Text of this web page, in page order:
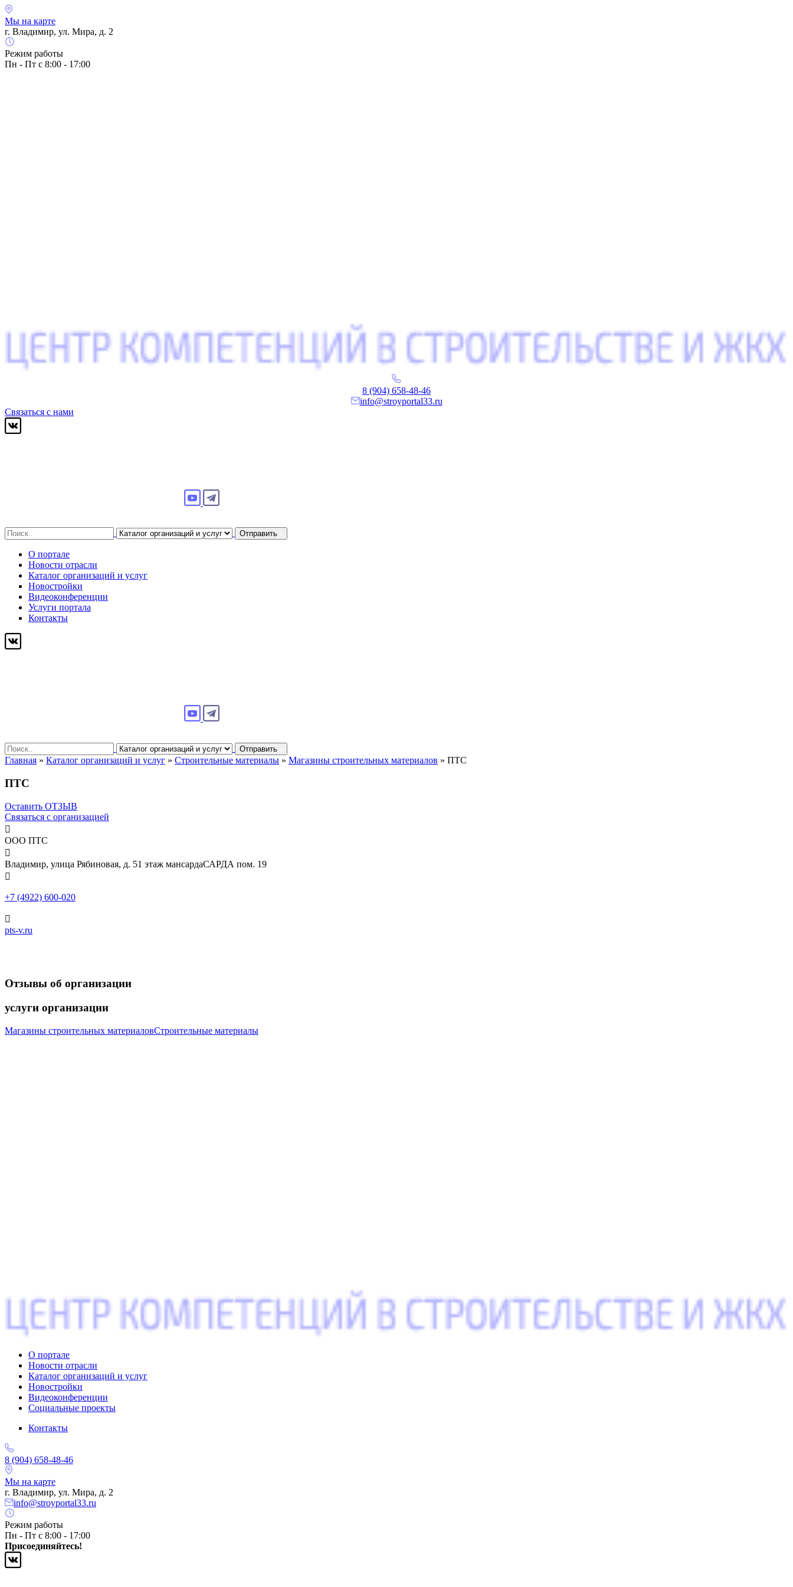
Мы на карте
г. Владимир, ул. Мира, д. 2
Режим работы
Пн - Пт с 8:00 - 17:00
8 (904) 658-48-46
info@stroyportal33.ru
Связаться с нами
Search
for:
Отправить
О портале
Новости отрасли
Каталог организаций и услуг
Новостройки
Видеоконференции
Услуги портала
Контакты
Search
for:
Отправить
Главная » Каталог организаций и услуг » Строительные материалы » Магазины строительных материалов » ПТС
ПТС
Оставить ОТЗЫВ
Связаться с организацией

ООО ПТС

Владимир, улица Рябиновая, д. 51 этаж мансардаСАРДА пом. 19

+7 (4922) 600-020

pts-v.ru
Отзывы об организации
услуги организации
Магазины строительных материаловСтроительные материалы
О портале
Новости отрасли
Каталог организаций и услуг
Новостройки
Видеоконференции
Социальные проекты
Контакты
8 (904) 658-48-46
Мы на карте
г. Владимир, ул. Мира, д. 2
info@stroyportal33.ru
Режим работы
Пн - Пт с 8:00 - 17:00
Присоединяйтесь!